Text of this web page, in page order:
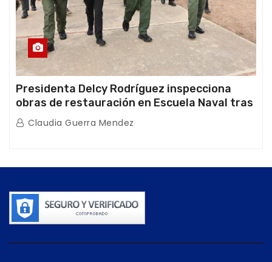
Presidenta Delcy Rodríguez inspecciona
obras de restauración en Escuela Naval tras
afectaciones sísmicas en La Guaira
Claudia Guerra Mendez